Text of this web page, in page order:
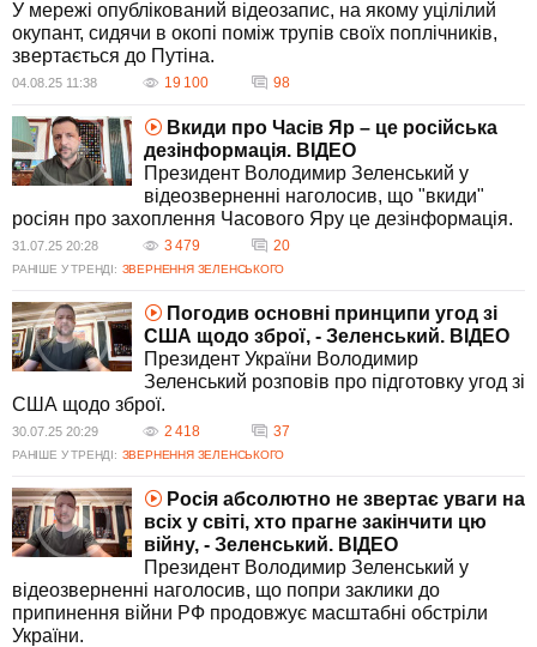
У мережі опублікований відеозапис, на якому уцілілий
окупант, сидячи в окопі поміж трупів своїх поплічників,
звертається до Путіна.
04.08.25 11:38 19 100 98
Вкиди про Часів Яр – це російська
дезінформація. ВIДЕО
Президент Володимир Зеленський у
відеозверненні наголосив, що "вкиди"
росіян про захоплення Часового Яру це дезінформація.
31.07.25 20:28 3 479 20
РАНІШЕ У ТРЕНДІ: ЗВЕРНЕННЯ ЗЕЛЕНСЬКОГО
Погодив основні принципи угод зі
США щодо зброї, - Зеленський. ВIДЕО
Президент України Володимир
Зеленський розповів про підготовку угод зі
США щодо зброї.
30.07.25 20:29 2 418 37
РАНІШЕ У ТРЕНДІ: ЗВЕРНЕННЯ ЗЕЛЕНСЬКОГО
Росія абсолютно не звертає уваги на
всіх у світі, хто прагне закінчити цю
війну, - Зеленський. ВIДЕО
Президент Володимир Зеленський у
відеозверненні наголосив, що попри заклики до
припинення війни РФ продовжує масштабні обстріли
України.